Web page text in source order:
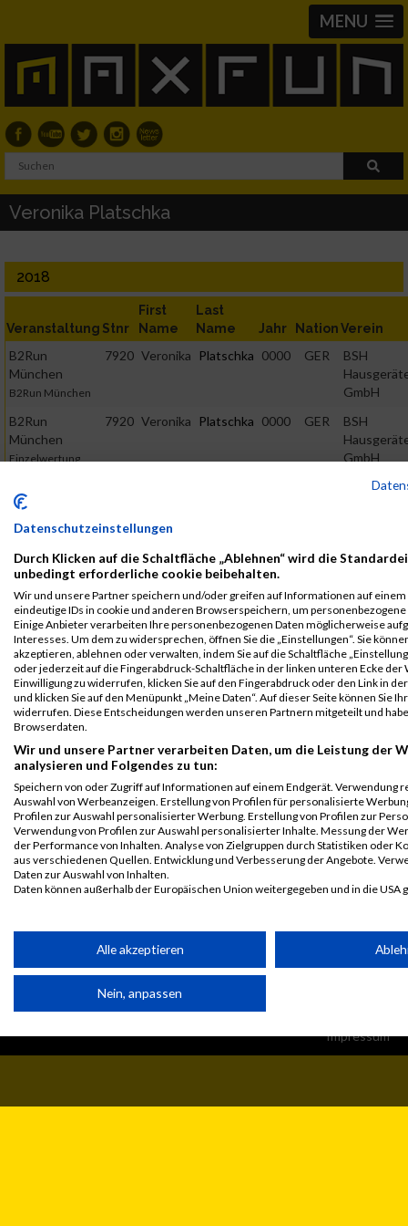
MENU
Veronika Platschka
2018
Veranstaltung Stnr
First
Name
Last
Name
Jahr NationVerein
B2Run
München
B2Run München
7920 Veronika Platschka 0000 GER
BSH
GmbH
B2Run
München
Einzelwertung
7920 Veronika Platschka 0000 GER
BSH
GmbH
B2Run
München
mixed
Legende:
GPos = Geschlechter Position, KPos = Kategorie Position, TPos =
Team Position, DNS = Did not start, DNF = Did not finish, DQ =
Disqualifiziert
© MaxFun Sports GmbH
Impressum
Datenschutzeinstellungen
Durch Klicken auf die Schaltfläche „Ablehnen“ wird die
unbedingt erforderliche cookie beibehalten.
Wir und unsere Partner speichern und/oder greifen auf Informationen auf einem
eindeutige IDs in cookie und anderen Browserspeichern, um
Einige Anbieter verarbeiten Ihre personenbezogenen Daten möglicherweise
Interesses. Um dem zu widersprechen, öffnen Sie die „Einstellungen“. Sie
akzeptieren, ablehnen oder verwalten, indem Sie auf die Schaltfläche
oder jederzeit auf die Fingerabdruck-Schaltfläche in der linken unteren Ecke der
Einwilligung zu widerrufen, klicken Sie auf den Fingerabdruck oder den Link in
und klicken Sie auf den Menüpunkt „Meine Daten“. Auf dieser Seite können Sie
widerrufen. Diese Entscheidungen werden unseren Partnern mitgeteilt und
Browserdaten.
Wir und unsere Partner verarbeiten Daten, um die Leistung der
analysieren und Folgendes zu tun:
Speichern von oder Zugriff auf Informationen auf einem Endgerät. Verwendung
Auswahl von Werbeanzeigen. Erstellung von Profilen für personalisierte
Profilen zur Auswahl personalisierter Werbung. Erstellung von Profilen zur
Verwendung von Profilen zur Auswahl personalisierter Inhalte. Messung der
der Performance von Inhalten. Analyse von Zielgruppen durch Statistiken oder
aus verschiedenen Quellen. Entwicklung und Verbesserung der Angebote.
Daten zur Auswahl von Inhalten.
Daten können außerhalb der Europäischen Union weitergegeben und in die USA
Partnerliste anzeigen (1 IAB-Anbieter)
Wir nutzen Ihre Daten für folgende Zwecke:
IAB-Verarbeitungszwecke:
Speichern von oder Zugriff auf Informationen auf einem
Alle akzeptieren
Nein, anpassen